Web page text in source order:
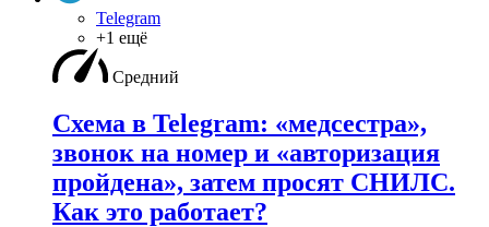
Telegram
+1 ещё
Средний
Схема в Telegram: «медсестра»,
звонок на номер и «авторизация
пройдена», затем просят СНИЛС.
Как это работает?